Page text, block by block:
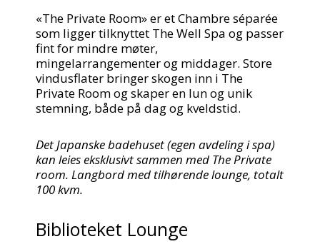
«The Private Room» er et Chambre séparée
som ligger tilknyttet The Well Spa og passer
fint for mindre møter,
mingelarrangementer og middager. Store
vindusflater bringer skogen inn i The
Private Room og skaper en lun og unik
stemning, både på dag og kveldstid.
Det Japanske badehuset (egen avdeling i spa)
kan leies eksklusivt sammen med The Private
room. Langbord med tilhørende lounge, totalt
100 kvm.
Biblioteket Lounge